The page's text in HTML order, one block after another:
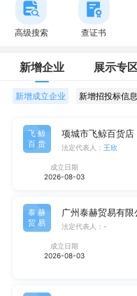
高级搜索 查证书
新增企业 展示专
新增成立企业 新增招投标信息
飞鲸
百货
项城市飞鲸百货店
法定代表人： 王欣
成立日期
2026-08-03
泰赫
贸易
广州泰赫贸易有限
法定代表人： -
成立日期
2026-08-03